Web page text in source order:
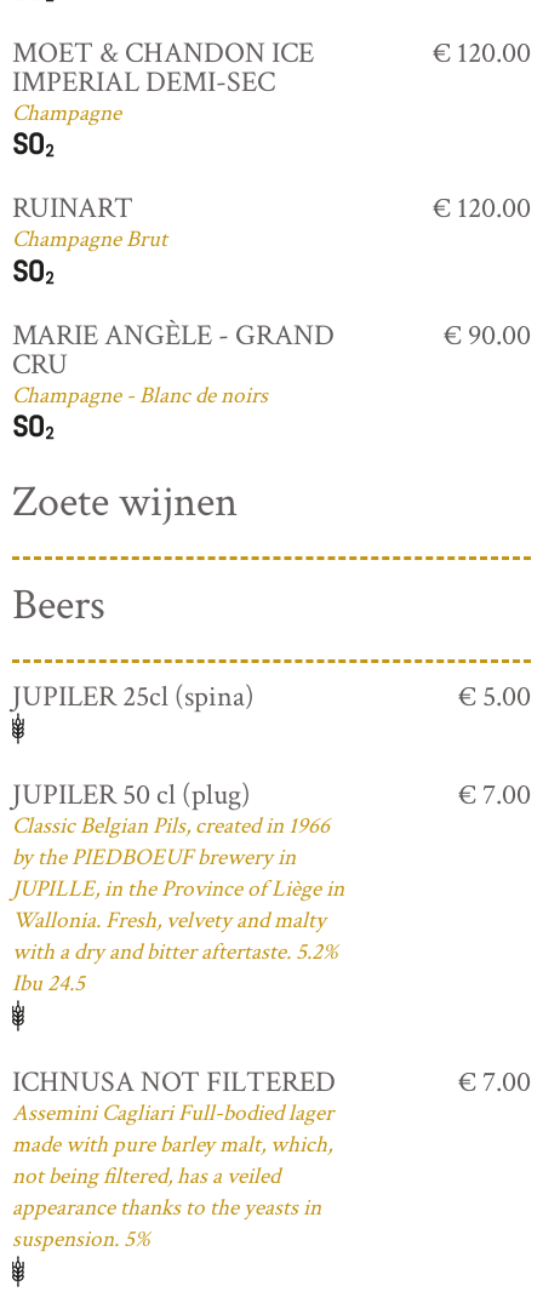
MOET & CHANDON ICE
IMPERIAL DEMI-SEC
Champagne
€ 120.00
RUINART
Champagne Brut
€ 120.00
MARIE ANGÈLE - GRAND
CRU
Champagne - Blanc de noirs
€ 90.00
Zoete wijnen
Beers
JUPILER 25cl (spina) € 5.00
JUPILER 50 cl (plug)
Classic Belgian Pils, created in 1966
by the PIEDBOEUF brewery in
JUPILLE, in the Province of Liège in
Wallonia. Fresh, velvety and malty
with a dry and bitter aftertaste. 5.2%
Ibu 24.5
€ 7.00
ICHNUSA NOT FILTERED
Assemini Cagliari Full-bodied lager
made with pure barley malt, which,
not being filtered, has a veiled
appearance thanks to the yeasts in
suspension. 5%
€ 7.00